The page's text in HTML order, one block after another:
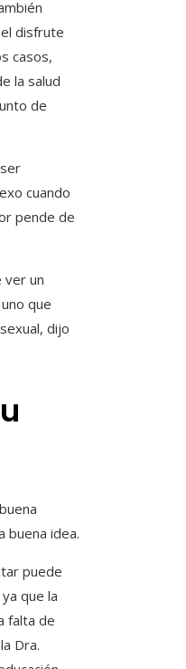
disfrute
casos,
la salud
de
cuando
pende de
ver un
que
dijo
buena idea.
puede
que la
falta de
Dra.